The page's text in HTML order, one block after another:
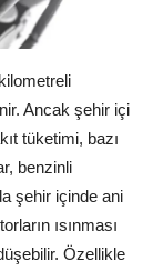
Ancak şehir içi
tüketimi, bazı
benzinli
şehir içinde ani
ısınması
Özellikle